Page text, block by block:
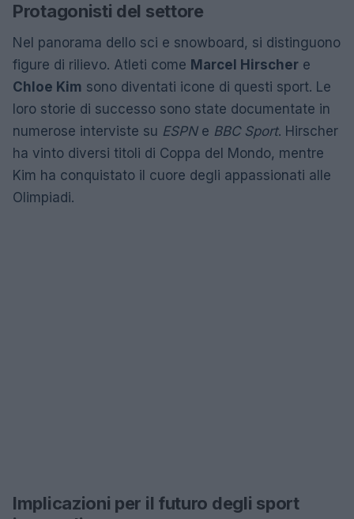
Protagonisti del settore
Nel panorama dello sci e snowboard, si distinguono
figure di rilievo. Atleti come Marcel Hirscher e
Chloe Kim sono diventati icone di questi sport. Le
loro storie di successo sono state documentate in
numerose interviste su ESPNe BBC Sport. Hirscher
ha vinto diversi titoli di Coppa del Mondo, mentre
Kim ha conquistato il cuore degli appassionati alle
Olimpiadi.
Implicazioni per il futuro degli sport